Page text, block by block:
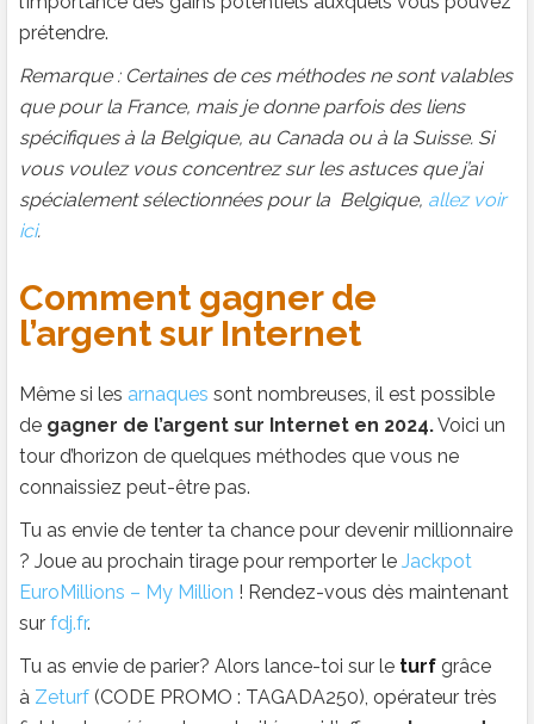
prétendre.
Remarque : Certaines de ces méthodes ne sont valables
que pour la France, mais je donne parfois des liens
spécifiques à la Belgique, au Canada ou à la Suisse. Si
vous voulez vous concentrez sur les astuces que j’ai
spécialement sélectionnées pour la Belgique, allez voir
ici.
Comment gagner de
l’argent sur Internet
Même si les arnaques sont nombreuses, il est possible
de gagner de l’argent sur Internet en 2024.Voici un
tour d’horizon de quelques méthodes que vous ne
connaissiez peut-être pas.
Tu as envie de tenter ta chance pour devenir millionnaire
? Joue au prochain tirage pour remporter le Jackpot
EuroMillions – My Million ! Rendez-vous dès maintenant
sur fdj.fr.
Tu as envie de parier? Alors lance-toi sur le turf grâce
à Zeturf (CODE PROMO : TAGADA250), opérateur très